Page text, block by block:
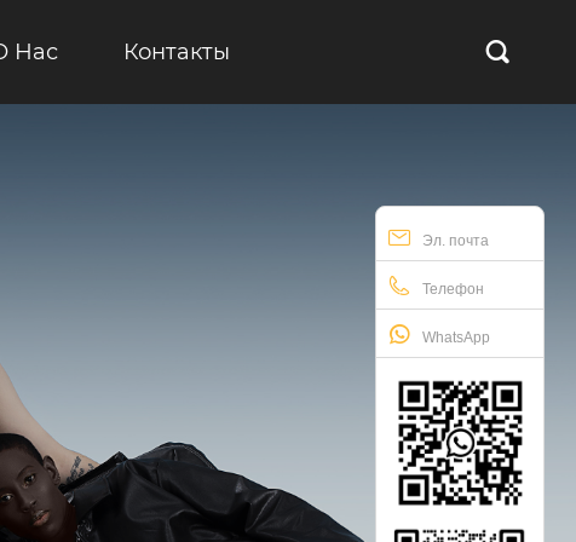
Нас Контакты 
Эл. почта
Телефон
WhatsApp